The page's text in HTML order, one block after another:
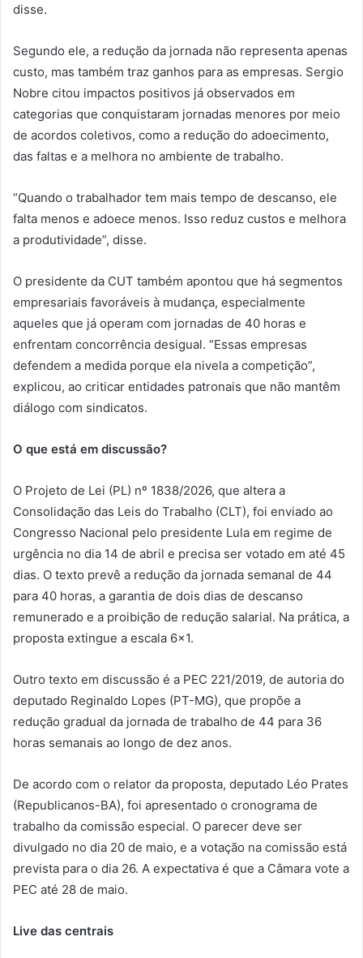
disse.
Segundo ele, a redução da jornada não representa apenas
custo, mas também traz ganhos para as empresas. Sergio
Nobre citou impactos positivos já observados em
categorias que conquistaram jornadas menores por meio
de acordos coletivos, como a redução do adoecimento,
das faltas e a melhora no ambiente de trabalho.
“Quando o trabalhador tem mais tempo de descanso, ele
falta menos e adoece menos. Isso reduz custos e melhora
a produtividade”, disse.
O presidente da CUT também apontou que há segmentos
empresariais favoráveis à mudança, especialmente
aqueles que já operam com jornadas de 40 horas e
enfrentam concorrência desigual. “Essas empresas
defendem a medida porque ela nivela a competição”,
explicou, ao criticar entidades patronais que não mantêm
diálogo com sindicatos.
O que está em discussão?
O Projeto de Lei (PL) nº 1838/2026, que altera a
Consolidação das Leis do Trabalho (CLT), foi enviado ao
Congresso Nacional pelo presidente Lula em regime de
urgência no dia 14 de abril e precisa ser votado em até 45
dias. O texto prevê a redução da jornada semanal de 44
para 40 horas, a garantia de dois dias de descanso
remunerado e a proibição de redução salarial. Na prática, a
proposta extingue a escala 6×1.
Outro texto em discussão é a PEC 221/2019, de autoria do
deputado Reginaldo Lopes (PT-MG), que propõe a
redução gradual da jornada de trabalho de 44 para 36
horas semanais ao longo de dez anos.
De acordo com o relator da proposta, deputado Léo Prates
(Republicanos-BA), foi apresentado o cronograma de
trabalho da comissão especial. O parecer deve ser
divulgado no dia 20 de maio, e a votação na comissão está
prevista para o dia 26. A expectativa é que a Câmara vote a
PEC até 28 de maio.
Live das centrais